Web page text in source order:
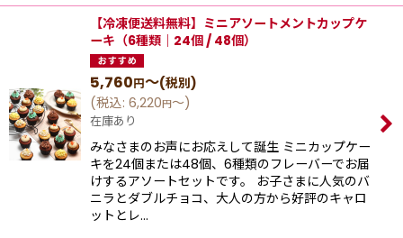
【冷凍便送料無料】ミニアソートメントカップケ
ーキ（6種類｜24個 / 48個）
5,760円～(税別)
(税込: 6,220円～)
在庫あり
みなさまのお声にお応えして誕生 ミニカップケー
キを24個または48個、6種類のフレーバーでお届
けするアソートセットです。 お子さまに人気のバ
ニラとダブルチョコ、大人の方から好評のキャロ
ットとレ…